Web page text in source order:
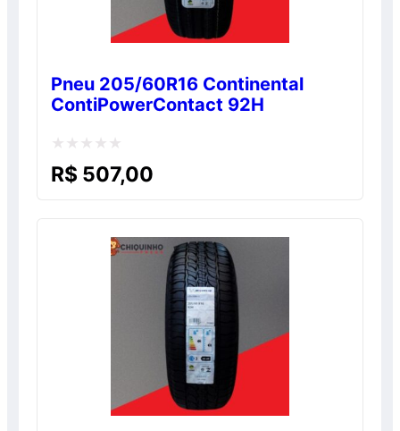
Pneu 205/60R16 Continental
ContiPowerContact 92H
Avaliação
R$ 507,00